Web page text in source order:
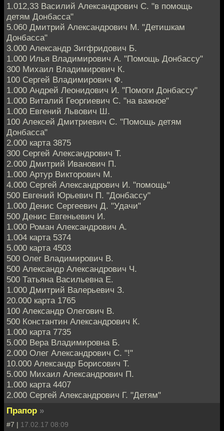
1.012,33 Василий Александрович С. "в помощь
детям Донбасса"
5.060 Дмитрий Александрович М. "Детишкам
Донбасса"
3.000 Александр Зигфридович Б.
1.000 Илья Владимирович А. "Помощь Донбассу"
300 Михаил Владимирович К.
100 Сергей Владимирович Ф.
1.000 Андрей Леонидович И. "Помоги Донбассу"
1.000 Виталий Георгиевич С. "на важное"
1.000 Евгений Львович Ш.
100 Алексей Дмитриевич С. "Помощь детям
Донбасса"
2.000 карта 3875
300 Сергей Александрович Т.
2.000 Дмитрий Иванович П.
1.000 Артур Викторович М.
4.000 Сергей Александрович И. "помощь"
500 Евгений Юрьевич П. "Донбассу"
1.000 Денис Сергеевич Д. "Удачи"
500 Денис Евгеньевич И.
1.000 Роман Александрович А.
1.004 карта 5374
5.000 карта 4503
500 Олег Владимирович В.
500 Александр Александрович Ч.
500 Татьяна Васильевна Е.
1.000 Дмитрий Валерьевич З.
20.000 карта 1765
100 Александр Олегович В.
500 Константин Александрович К.
1.000 карта 7735
5.000 Вера Владимировна Б.
2.000 Олег Александрович С. "!"
10.000 Александр Борисович Т.
5.000 Михаил Александрович П.
1.000 карта 4407
2.000 Сергей Александрович Г. "Детям"
Прапор »
#7 | 17.02.17 08:09